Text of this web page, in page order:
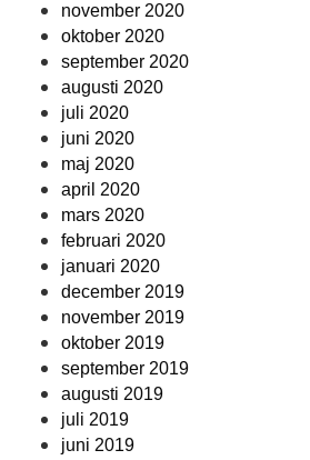
november 2020
oktober 2020
september 2020
augusti 2020
juli 2020
juni 2020
maj 2020
april 2020
mars 2020
februari 2020
januari 2020
december 2019
november 2019
oktober 2019
september 2019
augusti 2019
juli 2019
juni 2019